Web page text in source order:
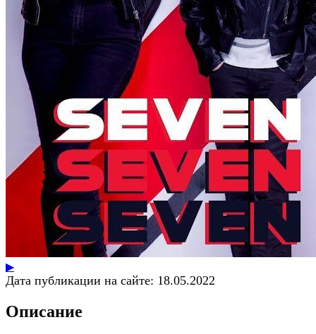
▶
Дата публикации на сайте: 18.05.2022
Описание